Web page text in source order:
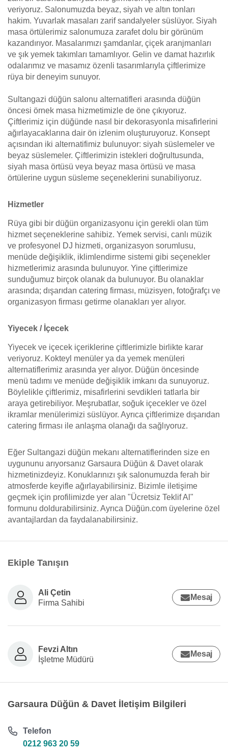
veriyoruz. Salonumuzda beyaz, siyah ve altın tonları
hakim. Yuvarlak masaları zarif sandalyeler süslüyor. Siyah
masa örtülerimiz salonumuza zarafet dolu bir görünüm
kazandırıyor. Masalarımızı şamdanlar, çiçek aranjmanları
ve şık yemek takımları tamamlıyor. Gelin ve damat hazırlık
odalarımız ve masamız özenli tasarımlarıyla çiftlerimize
rüya bir deneyim sunuyor.
Sultangazi düğün salonu alternatifleri arasında düğün
öncesi örnek masa hizmetimizle de öne çıkıyoruz.
Çiftlerimiz için düğünde nasıl bir dekorasyonla misafirlerini
ağırlayacaklarına dair ön izlenim oluşturuyoruz. Konsept
açısından iki alternatifimiz bulunuyor: siyah süslemeler ve
beyaz süslemeler. Çiftlerimizin istekleri doğrultusunda,
siyah masa örtüsü veya beyaz masa örtüsü ve masa
örtülerine uygun süsleme seçeneklerini sunabiliyoruz.
Hizmetler
Rüya gibi bir düğün organizasyonu için gerekli olan tüm
hizmet seçeneklerine sahibiz. Yemek servisi, canlı müzik
ve profesyonel DJ hizmeti, organizasyon sorumlusu,
menüde değişiklik, iklimlendirme sistemi gibi seçenekler
hizmetlerimiz arasında bulunuyor. Yine çiftlerimize
sunduğumuz birçok olanak da bulunuyor. Bu olanaklar
arasında; dışarıdan catering firması, müzisyen, fotoğrafçı ve
organizasyon firması getirme olanakları yer alıyor.
Yiyecek / İçecek
Yiyecek ve içecek içeriklerine çiftlerimizle birlikte karar
veriyoruz. Kokteyl menüler ya da yemek menüleri
alternatiflerimiz arasında yer alıyor. Düğün öncesinde
menü tadımı ve menüde değişiklik imkanı da sunuyoruz.
Böylelikle çiftlerimiz, misafirlerini sevdikleri tatlarla bir
araya getirebiliyor. Meşrubatlar, soğuk içecekler ve özel
ikramlar menülerimizi süslüyor. Ayrıca çiftlerimize dışarıdan
catering firması ile anlaşma olanağı da sağlıyoruz.
Eğer Sultangazi düğün mekanı alternatiflerinden size en
uygununu arıyorsanız Garsaura Düğün & Davet olarak
hizmetinizdeyiz. Konuklarınızı şık salonumuzda ferah bir
atmosferde keyifle ağırlayabilirsiniz. Bizimle iletişime
geçmek için profilimizde yer alan "Ücretsiz Teklif Al"
formunu doldurabilirsiniz. Ayrıca Düğün.com üyelerine özel
avantajlardan da faydalanabilirsiniz.
Ekiple Tanışın
Ali Çetin
Firma Sahibi
Mesaj
Fevzi Altın
İşletme Müdürü
Mesaj
Garsaura Düğün & Davet İletişim Bilgileri
Telefon
0212 963 20 59